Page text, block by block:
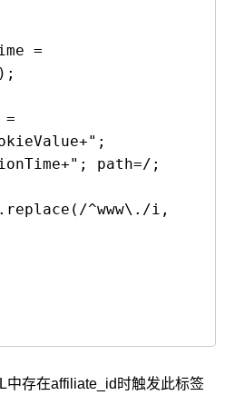
=
=
path=/;
^www\./i,
中存在affiliate_id时触发此标签